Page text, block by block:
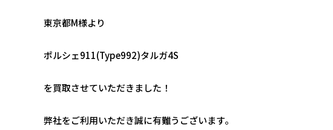
東京都M様より
ポルシェ911(Type992)タルガ4S
を買取させていただきました！
弊社をご利用いただき誠に有難うございます。